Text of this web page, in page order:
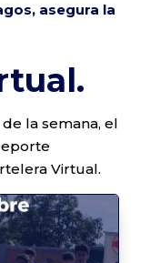
asegura la
la semana, el
Virtual.